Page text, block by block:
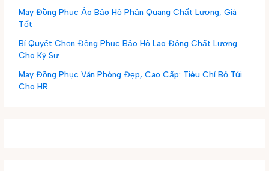
May Đồng Phục Áo Bảo Hộ Phản Quang Chất Lượng, Giá
Tốt
Bí Quyết Chọn Đồng Phục Bảo Hộ Lao Động Chất Lượng
Cho Kỹ Sư
May Đồng Phục Văn Phòng Đẹp, Cao Cấp: Tiêu Chí Bỏ Túi
Cho HR